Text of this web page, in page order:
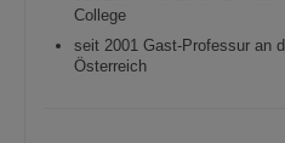
College
seit 2001 Gast-Professur an
Österreich